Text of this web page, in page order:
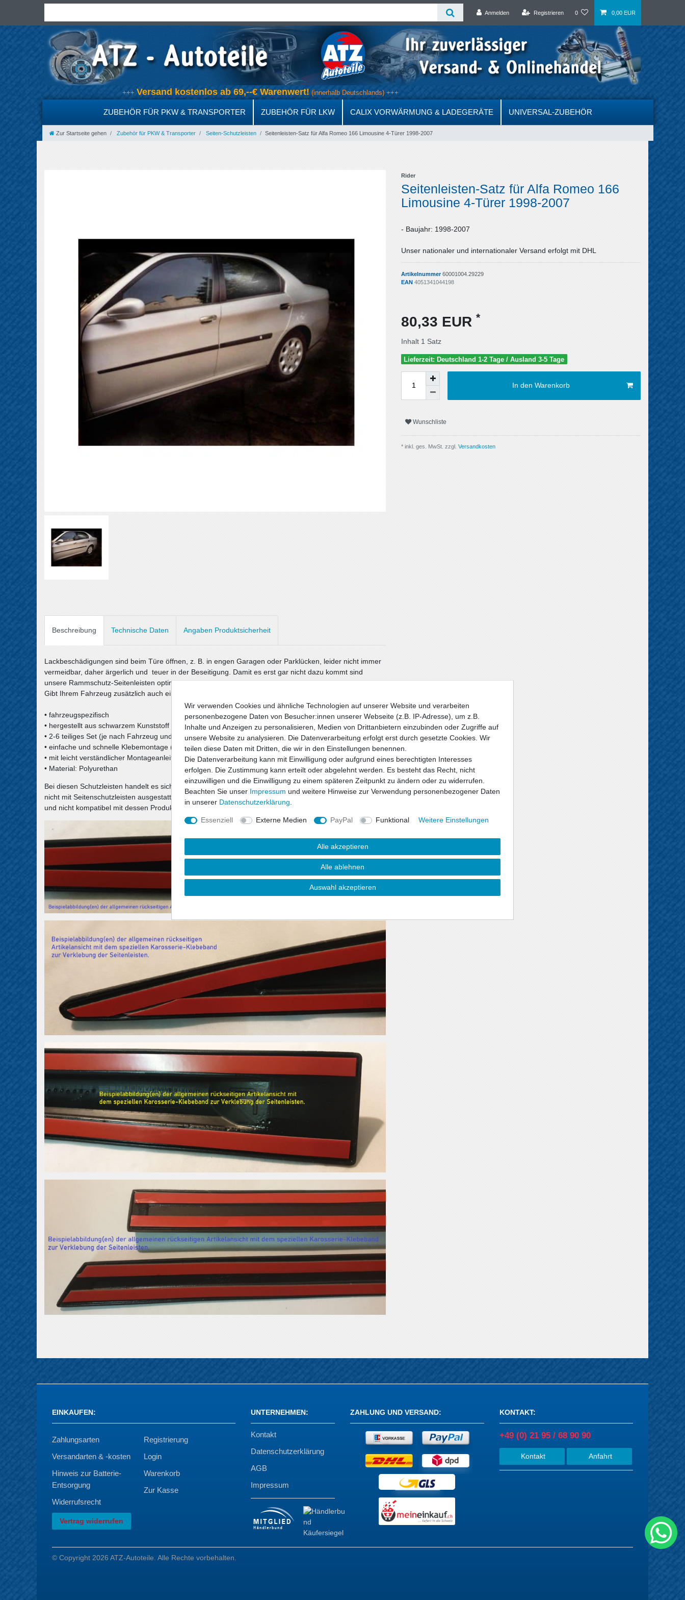
Anmelden Registrieren 0 0,00 EUR
+++Versand kostenlos ab 69,--€ Warenwert!(innerhalb Deutschlands) +++
ZUBEHÖR FÜR PKW & TRANSPORTER ZUBEHÖR FÜR LKW CALIX VORWÄRMUNG & LADEGERÄTE UNIVERSAL-ZUBEHÖR
Zur Startseite gehen Zubehör für PKW & Transporter Seiten-Schutzleisten Seitenleisten-Satz für Alfa Romeo 166 Limousine 4-Türer 1998-2007
Rider
Seitenleisten-Satz für Alfa Romeo 166
Limousine 4-Türer 1998-2007
- Baujahr: 1998-2007
Unser nationaler und internationaler Versand erfolgt mit DHL
Artikelnummer60001004.29229
EAN 4051341044198
80,33 EUR *
Inhalt 1 Satz
Lieferzeit: Deutschland 1-2 Tage / Ausland 3-5 Tage
In den Warenkorb
Wunschliste
* inkl. ges. MwSt. zzgl. Versandkosten
Beschreibung Technische Daten Angaben Produktsicherheit
Lackbeschädigungen sind beim Türe öffnen, z. B. in engen Garagen oder Parklücken, leider nicht immer
vermeidbar, daher ärgerlich und teuer in der Beseitigung. Damit es erst gar nicht dazu kommt sind
unsere Rammschutz-Seitenleisten optimal.
Gibt Ihrem Fahrzeug zusätzlich auch eine schicke Optik.
• fahrzeugspezifisch
• hergestellt aus schwarzem Kunststoff
• 2-6 teiliges Set (je nach Fahrzeug und Anzahl der Türen)
• einfache und schnelle Klebemontage (Klebeband ist vormontiert)
• mit leicht verständlicher Montageanleitung
• Material: Polyurethan
Bei diesen Schutzleisten handelt es sich um ein Zubehörprodukt für Fahrzeuge, welche werkseitig noch
nicht mit Seitenschutzleisten ausgestattet sind. Dieser Satz ist kein Originalteil des Fahrzeugherstellers
und nicht kompatibel mit dessen Produkten.
EINKAUFEN:
Zahlungsarten
Versandarten & -kosten
Hinweis zur Batterie-
Entsorgung
Widerrufsrecht
Vertrag widerrufen
Registrierung
Login
Warenkorb
Zur Kasse
UNTERNEHMEN:
Kontakt
Datenschutzerklärung
AGB
Impressum
ZAHLUNG UND VERSAND: KONTAKT:
+49 (0) 21 95 / 68 90 90
Kontakt Anfahrt
© Copyright 2026 ATZ-Autoteile. Alle Rechte vorbehalten.
Wir verwenden Cookies und ähnliche Technologien auf unserer Website und verarbeiten
personenbezogene Daten von Besucher:innen unserer Webseite (z.B. IP-Adresse), um z.B.
Inhalte und Anzeigen zu personalisieren, Medien von Drittanbietern einzubinden oder Zugriffe auf
unsere Website zu analysieren. Die Datenverarbeitung erfolgt erst durch gesetzte Cookies. Wir
teilen diese Daten mit Dritten, die wir in den Einstellungen benennen.
Die Datenverarbeitung kann mit Einwilligung oder aufgrund eines berechtigten Interesses
erfolgen. Die Zustimmung kann erteilt oder abgelehnt werden. Es besteht das Recht, nicht
einzuwilligen und die Einwilligung zu einem späteren Zeitpunkt zu ändern oder zu widerrufen.
Beachten Sie unser Impressum und weitere Hinweise zur Verwendung personenbezogener Daten
in unserer Daten­schutz­erklärung
Essenziell Externe Medien PayPal Funktional Weitere Einstellungen
Alle akzeptieren
Alle ablehnen
Auswahl akzeptieren